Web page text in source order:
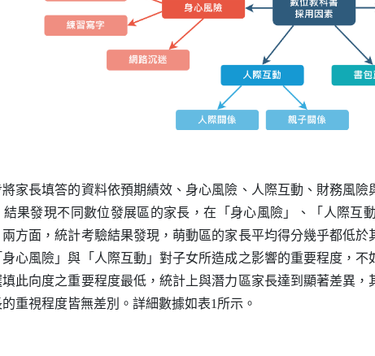
長填答的資料依預期績效、身心風險、人際互動、財務風險
結果發現不同數位發展區的家長，在「身心風險」、「人際互
兩方面，統計考驗結果發現，萌動區的家長平均得分幾乎都低於
心風險」與「人際互動」對子女所造成之影響的重要程度，
此向度之重要程度最低，統計上與潛力區家長達到顯著差異
的重視程度皆無差別。詳細數據如表1所示。